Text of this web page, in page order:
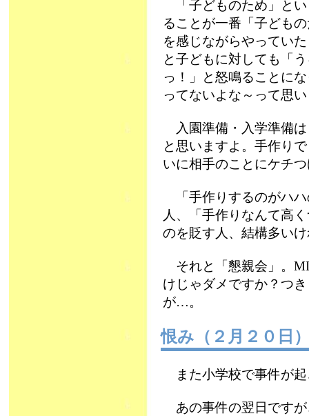
「子どものため」とい
ることが一番「子ども
を感じながらやってい
と子どもに対しても「
っ！」と怒鳴ることに
ってないよな～って思
入園準備・入学準備は
と思いますよ。手作り
いに相手のことにケチ
「手作りするのがハハ
人、「手作りなんて高
のを貶す人、結構多い
それと「懇親会」。
けじゃダメですか？つ
が…。
恨み（２月２０日
また小学校で事件が
あの事件の翌日ですが